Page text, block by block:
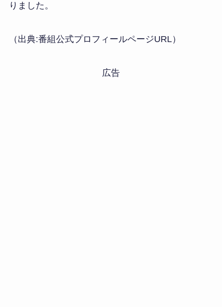
りました。
（出典:番組公式プロフィールページURL）
広告